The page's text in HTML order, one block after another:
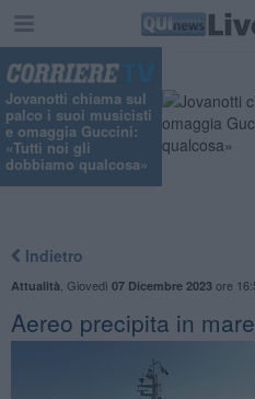
Jovanotti chiama sul
palco i suoi musicisti
e omaggia Guccini:
«Tutti noi gli
dobbiamo qualcosa»
Indietro
Attualità Giovedì 07 Dicembre 2023ore
Aereo precipita in